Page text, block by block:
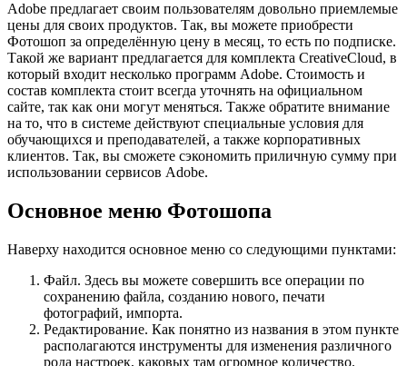
Adobe предлагает своим пользователям довольно приемлемые
цены для своих продуктов. Так, вы можете приобрести
Фотошоп за определённую цену в месяц, то есть по подписке.
Такой же вариант предлагается для комплекта CreativeCloud, в
который входит несколько программ Adobe. Стоимость и
состав комплекта стоит всегда уточнять на официальном
сайте, так как они могут меняться. Также обратите внимание
на то, что в системе действуют специальные условия для
обучающихся и преподавателей, а также корпоративных
клиентов. Так, вы сможете сэкономить приличную сумму при
использовании сервисов Adobe.
Основное меню Фотошопа
Наверху находится основное меню со следующими пунктами:
Файл. Здесь вы можете совершить все операции по
сохранению файла, созданию нового, печати
фотографий, импорта.
Редактирование. Как понятно из названия в этом пункте
располагаются инструменты для изменения различного
рода настроек, каковых там огромное количество.